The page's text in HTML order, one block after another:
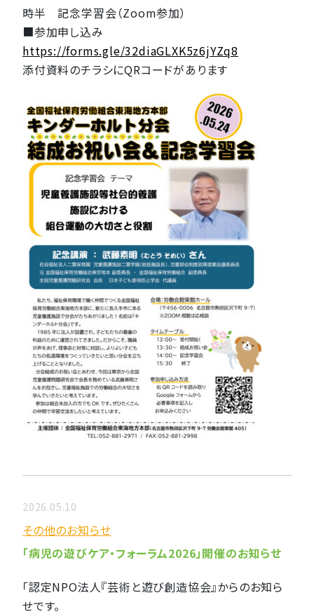
時半 記念学習会（Zoom参加）
■参加申し込み
https://forms.gle/32diaGLXK5z6jYZq8
添付資料のチラシにQRコードがあります
2026.05.10
その他のお知らせ
「病児の遊びケア・フォーラム2026」開催のお知らせ
「認定NPO法人『芸術と遊び創造協会』からのお知ら
せです。